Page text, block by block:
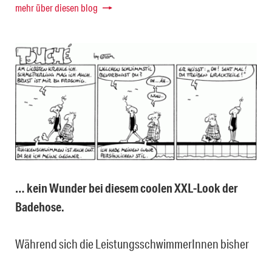
mehr über diesen blog
… kein Wunder bei diesem coolen XXL-Look der
Badehose.
Während sich die LeistungsschwimmerInnen bisher